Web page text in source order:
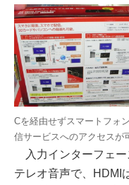
Cを経由せずスマートフォ
信サービスへのアクセスが
入力インターフェー
テレオ音声で、HDMI